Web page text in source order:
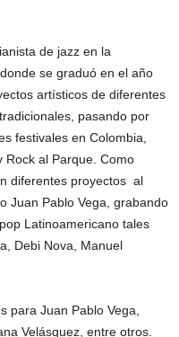
de jazz en la
se graduó en el año
artísticos de diferentes
pasando por
festivales en Colombia,
Rock al Parque. Como
diferentes proyectos al
Juan Pablo Vega, grabando
Latinoamericano tales
Debi Nova, Manuel
para Juan Pablo Vega,
Velásquez, entre otros.